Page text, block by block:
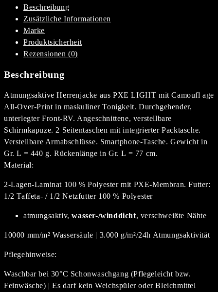
Menge
Beschreibung
Zusätzliche Informationen
Marke
Produktsicherheit
Rezensionen (0)
Beschreibung
Atmungsaktive Herrenjacke aus PXE LIGHT mit Camoufl age
All-Over-Print in maskuliner Tonigkeit. Durchgehender,
unterlegter Front-RV. Angeschnittene, verstellbare
Schirmkapuze. 2 Seitentaschen mit integrierter Packtasche.
Verstellbare Armabschlüsse. Smartphone-Tasche. Gewicht in
Gr. L = 440 g. Rückenlänge in Gr. L = 77 cm.
Material:
2-Lagen-Laminat 100 % Polyester mit PXE-Membran. Futter:
1/2 Taffeta- / 1/2 Netzfutter 100 % Polyester
atmungsaktiv,wasser-/winddicht, verschweißte Nähte
10000 mm/m² Wassersäule | 3.000 g/m²/24h Atmungsaktivität
Pflegehinweise:
Waschbar bei 30°C Schonwaschgang (Pflegeleicht bzw.
Feinwäsche) | Es darf kein Weichspüler oder Bleichmittel